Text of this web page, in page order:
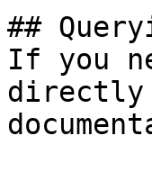
##
If you
directly